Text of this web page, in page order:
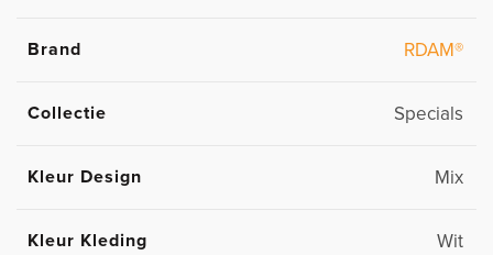
Brand RDAM®
Collectie Specials
Kleur Design Mix
Kleur Kleding Wit